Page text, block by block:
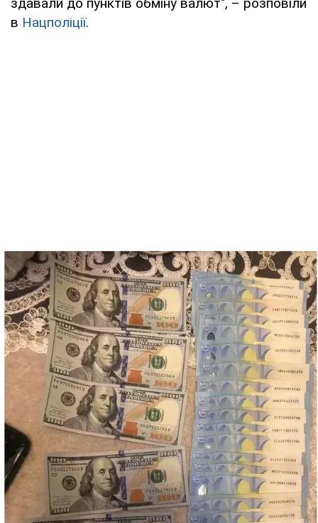
в Нацполіції.